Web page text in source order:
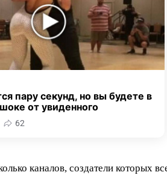
пару секунд, но вы будете в
шоке от увиденного
62
каналов, создатели которых